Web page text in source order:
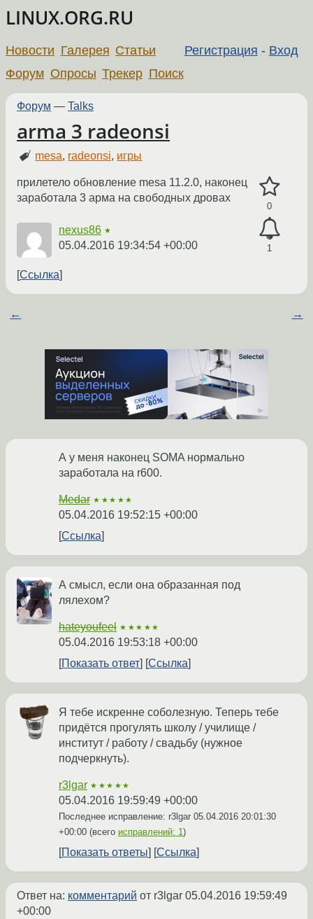
LINUX.ORG.RU
Регистрация - Вход
Новости Галерея Статьи
Форум Опросы Трекер Поиск
Форум — Talks
arma 3 radeonsi
mesa, radeonsi, игры
0
1
прилетело обновление mesa 11.2.0, наконец
заработала 3 арма на свободных дровах
nexus86 ★
05.04.2016 19:34:54 +00:00
Ссылка
← →
А у меня наконец SOMA нормально
заработала на r600.
Medar ★★★★★
05.04.2016 19:52:15 +00:00
Ссылка
А смысл, если она образанная под
лялехом?
hateyoufeel ★★★★★
05.04.2016 19:53:18 +00:00
Показать ответ
Ссылка
Я тебе искренне соболезную. Теперь тебе
придётся прогулять школу / училище /
институт / работу / свадьбу (нужное
подчеркнуть).
r3lgar ★★★★★
05.04.2016 19:59:49 +00:00
Последнее исправление: r3lgar 05.04.2016 20:01:30
+00:00 (всего исправлений: 1)
Показать ответы Ссылка
Ответ на: комментарий от r3lgar 05.04.2016 19:59:49
+00:00